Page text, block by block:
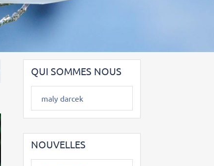
QUI SOMMES NOUS
maly darcek
NOUVELLES